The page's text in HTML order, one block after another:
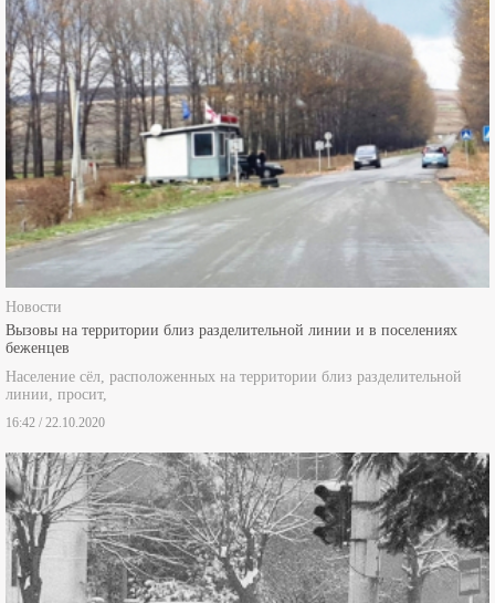
Новости
Вызовы на территории близ разделительной линии и в поселениях
беженцев
Население сёл, расположенных на территории близ разделительной
линии, просит,
16:42 / 22.10.2020